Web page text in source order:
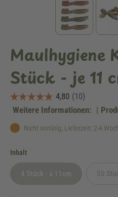
Maulhygiene
Stück - je 11
Weitere Informationen: |
Nicht vorrätig, Lieferzeit: 2-4
Inhaltauswählen